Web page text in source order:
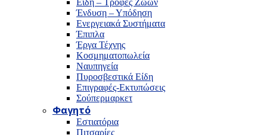
Είδη – Τροφές Ζώων
Ένδυση – Υπόδηση
Ενεργειακά Συστήματα
Έπιπλα
Έργα Τέχνης
Κοσμηματοπωλεία
Ναυπηγεία
Πυροσβεστικά Είδη
Επιγραφές-Εκτυπώσεις
Σούπερμαρκετ
Φαγητό
Εστιατόρια
Πιτσαρίες